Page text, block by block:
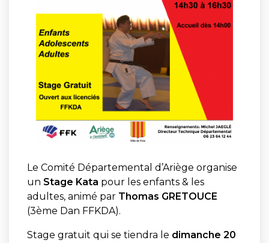
Le Comité Départemental d’Ariège organise
un Stage Kata pour les enfants & les
adultes, animé par Thomas GRETOUCE
(3ème Dan FFKDA).
Stage gratuit qui se tiendra le dimanche 20